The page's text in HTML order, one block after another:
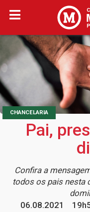
CHANCELARIA
Pai,
Confira a
todos os pais nesta
06.08.2021